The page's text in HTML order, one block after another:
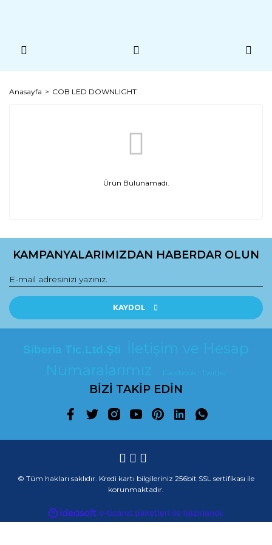
Anasayfa COB LED DOWNLIGHT
Ürün Bulunamadı.
KAMPANYALARIMIZDAN HABERDAR OLUN
KAYDOL
Siberia Tic.Ltd.Şti
İletişim ve Hesap
Numaralarımız
Facebook Twitter
BİZİ TAKİP EDİN
© Tüm hakları saklıdır. Kredi kartı bilgileriniz 256bit SSL sertifikası ile
korunmaktadır.
ideasoft
e-
ticaret
hazırlandı.